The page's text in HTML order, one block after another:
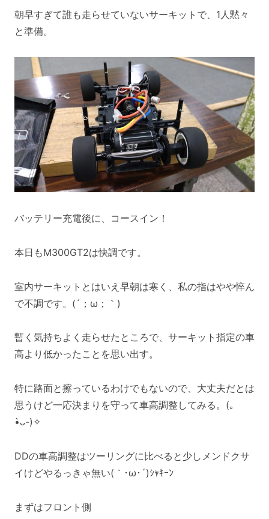
朝早すぎて誰も走らせていないサーキットで、1人黙々
と準備。
バッテリー充電後に、コースイン！
本日もM300GT2は快調です。
室内サーキットとはいえ早朝は寒く、私の指はやや悴ん
で不調です。(´；ω；｀)
暫く気持ちよく走らせたところで、サーキット指定の車
高より低かったことを思い出す。
特に路面と擦っているわけでもないので、大丈夫だとは
思うけど一応決まりを守って車高調整してみる。(｡
•̀ᴗ-)✧
DDの車高調整はツーリングに比べると少しメンドクサ
イけどやるっきゃ無い(｀･ω･´)ｼｬｷｰﾝ
まずはフロント側